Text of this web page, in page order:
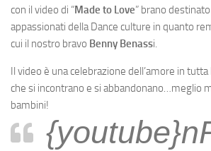
con il video di “Made to Love” brano
appassionati della Dance culture in quanto
cui il nostro bravo Benny Benassi.
Il video è una celebrazione dell’amore in tutta
che si incontrano e si abbandonano…meglio
bambini!